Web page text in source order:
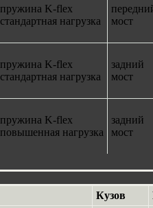
пружина K-flex
стандартная нагрузка
мост
пружина K-flex
стандартная нагрузка
задний
мост
пружина K-flex
повышенная нагрузка
задний
мост
Кузов